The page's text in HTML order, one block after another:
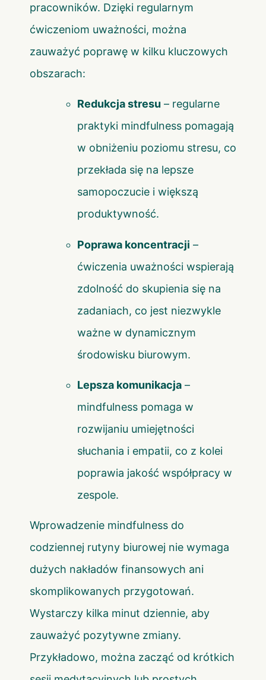
pracowników. Dzięki regularnym
ćwiczeniom uważności, można
zauważyć poprawę w kilku kluczowych
obszarach:
Redukcja stresu – regularne
praktyki mindfulness pomagają
w obniżeniu poziomu stresu, co
przekłada się na lepsze
samopoczucie i większą
produktywność.
Poprawa koncentracji –
ćwiczenia uważności wspierają
zdolność do skupienia się na
zadaniach, co jest niezwykle
ważne w dynamicznym
środowisku biurowym.
Lepsza komunikacja –
mindfulness pomaga w
rozwijaniu umiejętności
słuchania i empatii, co z kolei
poprawia jakość współpracy w
zespole.
Wprowadzenie mindfulness do
codziennej rutyny biurowej nie wymaga
dużych nakładów finansowych ani
skomplikowanych przygotowań.
Wystarczy kilka minut dziennie, aby
zauważyć pozytywne zmiany.
Przykładowo, można zacząć od krótkich